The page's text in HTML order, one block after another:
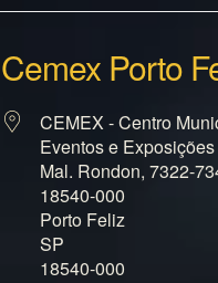
Cemex Porto
CEMEX - Centro
Eventos e
Mal. Rondon, 7322-
18540-000
Porto Feliz
SP
18540-000